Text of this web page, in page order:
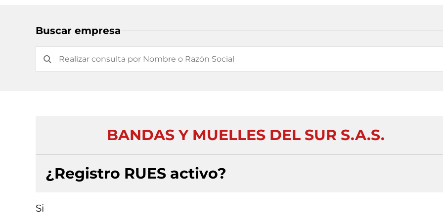
Buscar empresa
BANDAS Y MUELLES DEL SUR S.A.S.
¿Registro RUES activo?
Si